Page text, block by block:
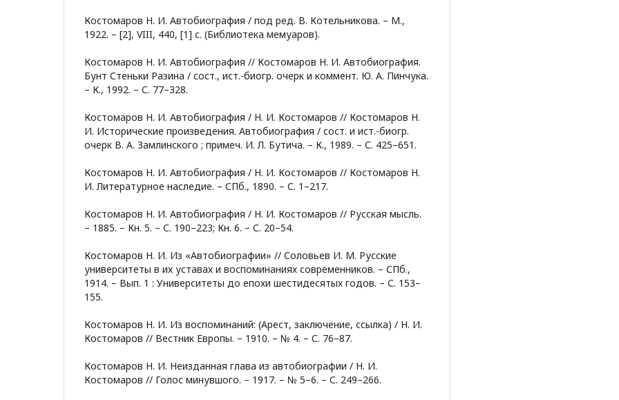
Костомаров Н. И. Автобиография / под ред. В. Котельникова. – М.,
1922. – [2], VIII, 440, [1] с. (Библиотека мемуаров).
Костомаров Н. И. Автобиография // Костомаров Н. И. Автобиография.
Бунт Стеньки Разина / сост., ист.-биогр. очерк и коммент. Ю. А. Пинчука.
– К., 1992. – С. 77–328.
Костомаров Н. И. Автобиография / Н. И. Костомаров // Костомаров Н.
И. Исторические произведения. Автобиография / сост. и ист.-биогр.
очерк В. А. Замлинского ; примеч. И. Л. Бутича. – К., 1989. – С. 425–651.
Костомаров Н. И. Автобиография / Н. И. Костомаров // Костомаров Н.
И. Литературное наследие. – СПб., 1890. – С. 1–217.
Костомаров Н. И. Автобиография / Н. И. Костомаров // Русская мысль.
– 1885. – Кн. 5. – С. 190–223; Кн. 6. – С. 20–54.
Костомаров Н. И. Из «Автобиографии» // Соловьев И. М. Русские
университеты в их уставах и воспоминаниях современников. – СПб.,
1914. – Вып. 1 : Университеты до епохи шестидесятых годов. – С. 153–
155.
Костомаров Н. И. Из воспоминаний: (Арест, заключение, ссылка) / Н. И.
Костомаров // Вестник Европы. – 1910. – № 4. – С. 76–87.
Костомаров Н. И. Неизданная глава из автобиографии / Н. И.
Костомаров // Голос минувшого. – 1917. – № 5–6. – С. 249–266.